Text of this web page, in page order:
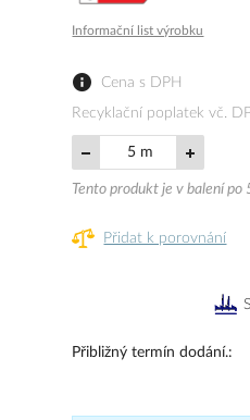
Informační list výrobku
Cena s DPH
Recyklační poplatek vč.
m
Tento produkt je v balení po
Přidat k porovnání
Přibližný termín dodání.